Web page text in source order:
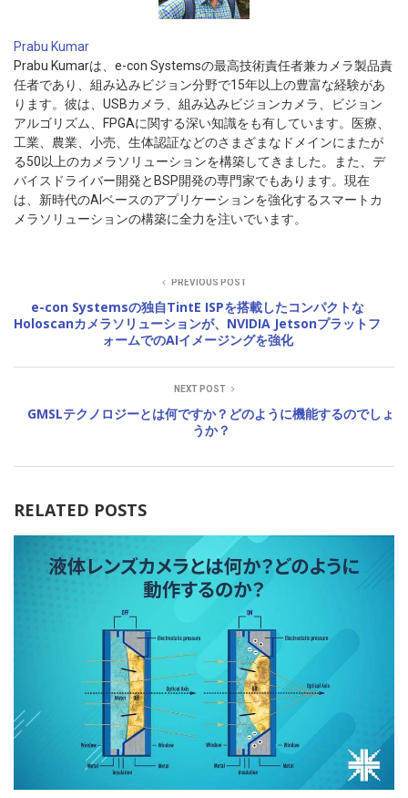
Prabu Kumar
Prabu Kumarは、e-con Systemsの最高技術責任者兼カメラ製品責
任者であり、組み込みビジョン分野で15年以上の豊富な経験があ
ります。彼は、USBカメラ、組み込みビジョンカメラ、ビジョン
アルゴリズム、FPGAに関する深い知識をも有しています。医療、
工業、農業、小売、生体認証などのさまざまなドメインにまたが
る50以上のカメラソリューションを構築してきました。また、デ
バイスドライバー開発とBSP開発の専門家でもあります。現在
は、新時代のAIベースのアプリケーションを強化するスマートカ
メラソリューションの構築に全力を注いでいます。
PREVIOUS POST
e-con Systemsの独自TintE ISPを搭載したコンパクトな
Holoscanカメラソリューションが、NVIDIA Jetsonプラットフ
ォームでのAIイメージングを強化
NEXT POST
GMSLテクノロジーとは何ですか？どのように機能するのでしょ
うか？
RELATED POSTS